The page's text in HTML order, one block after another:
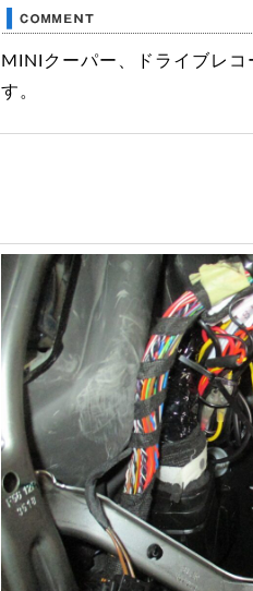
MINIクーパー、ドライブレコ
す。